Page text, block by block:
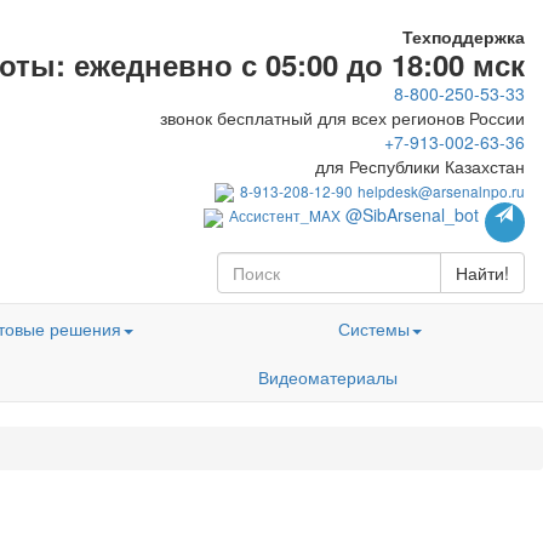
Техподдержка
ежедневно с 05:00 до 18:00 мск
8-800-250-53-33
звонок бесплатный для всех регионов России
+7-913-002-63-36
для Республики Казахстан
8-913-208-12-90 helpdesk@arsenalnpo.ru
Ассистент_MAX @SibArsenal_bot
Найти!
решения
Системы
Видеоматериалы